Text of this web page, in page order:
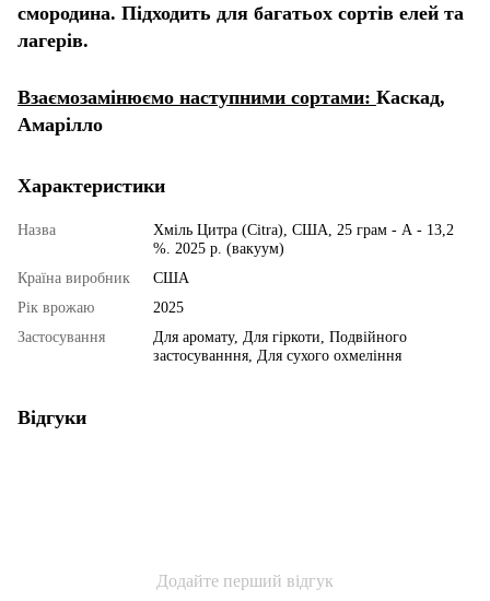
смородина. Підходить для багатьох сортів елей та
лагерів.
Взаємозамінюємо наступними сортами: Каскад,
Амарілло
Характеристики
Назва
Хміль Цитра (Citra), США, 25 грам - А - 13,2
%. 2025 р. (вакуум)
Країна виробник
США
Рік врожаю
2025
Застосування
Для аромату, Для гіркоти, Подвійного
застосуванння, Для сухого охмеління
Відгуки
Додайте перший відгук